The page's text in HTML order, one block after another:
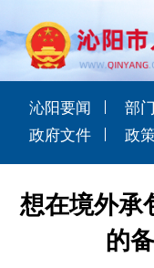
沁阳要闻 部
政府文件
政
想在境外承
的